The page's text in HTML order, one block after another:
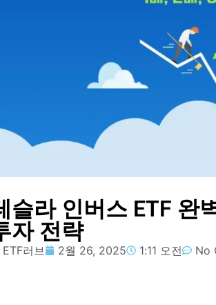
슬라 인버스 ETF 완
자 전략
ETF러브 2월 26, 2025 1:11 오전 No